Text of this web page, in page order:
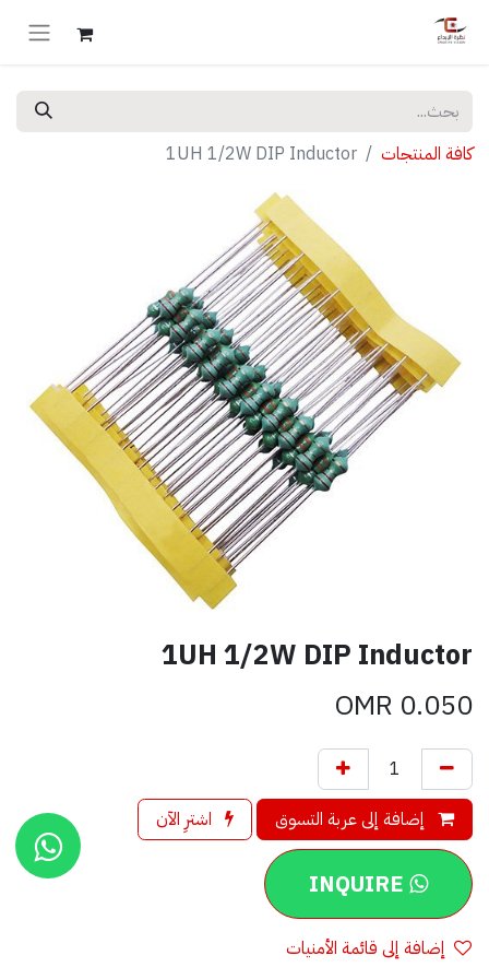
كافة المنتجات 1UH 1/2W DIP Inductor
1UH 1/2W DIP Inductor
0.050
إضافة إلى عربة التسوق اشترِ الآن
INQUIRE
إضافة إلى قائمة الأمنيات